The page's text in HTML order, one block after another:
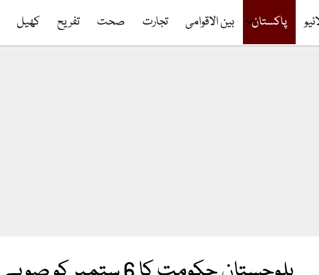
پاکستان بین الاقوامی تجارت صحت تفریح کھیل